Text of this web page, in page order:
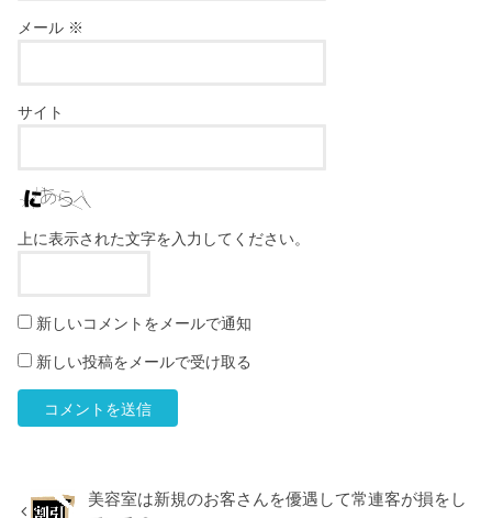
メール ※
サイト
上に表示された文字を入力してください。
新しいコメントをメールで通知
新しい投稿をメールで受け取る
美容室は新規のお客さんを優遇して常連客が損をし